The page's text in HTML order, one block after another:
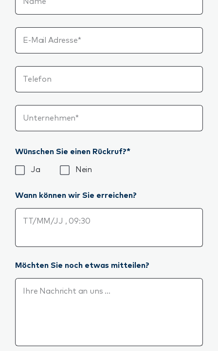
Wünschen Sie einen Rückruf?*
Wünschen Sie einen Rückruf?*
Ja Nein
Wann können wir Sie erreichen?
Möchten Sie noch etwas mitteilen?